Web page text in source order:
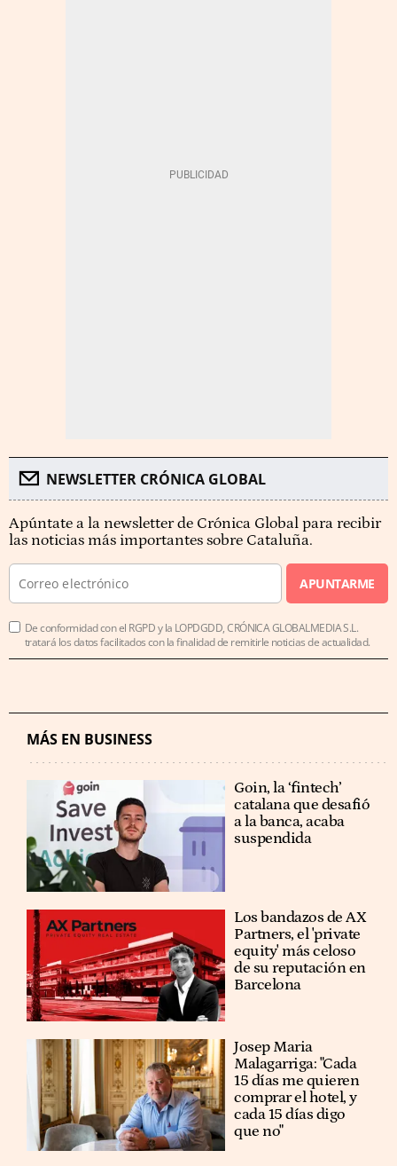
NEWSLETTER CRÓNICA GLOBAL
Apúntate a la newsletter de Crónica Global para recibir
las noticias más importantes sobre Cataluña.
APUNTARME
De conformidad con el RGPD y la LOPDGDD, CRÓNICA GLOBALMEDIA S.L.
tratará los datos facilitados con la finalidad de remitirle noticias de actualidad.
MÁS EN BUSINESS
Goin, la ‘fintech’
catalana que desafió
a la banca, acaba
suspendida
Los bandazos de AX
Partners, el 'private
equity' más celoso
de su reputación en
Barcelona
​​Josep Maria
Malagarriga: "Cada
15 días me quieren
comprar el hotel, y
cada 15 días digo
que no"